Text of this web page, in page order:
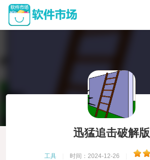
迅猛追击破解版
工具 时间：2024-12-26